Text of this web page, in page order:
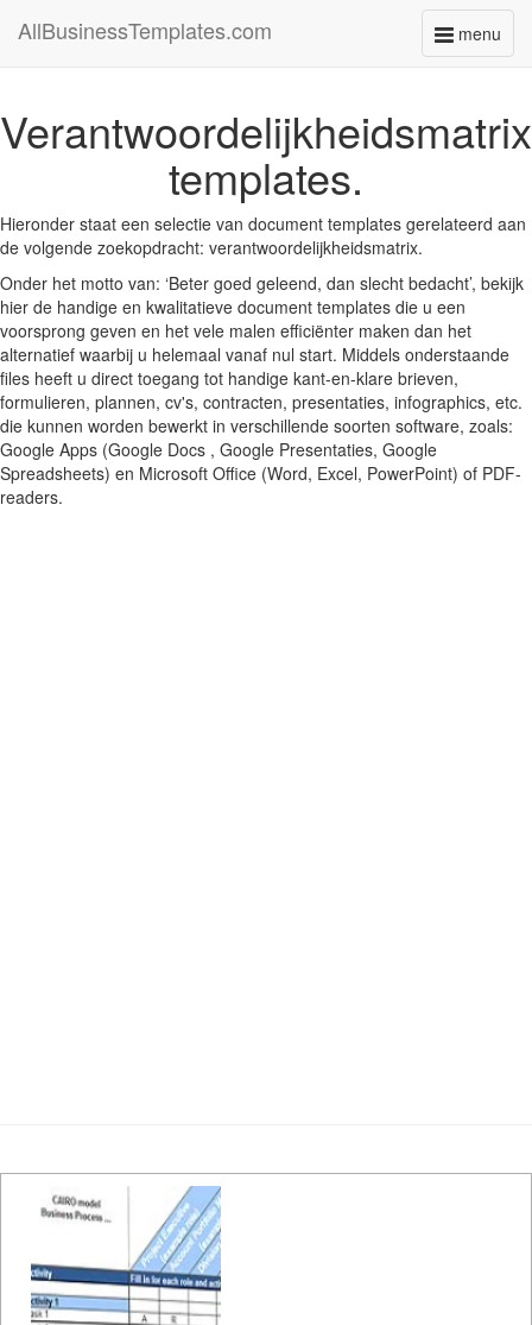
menu
Toggle
AllBusinessTemplates.com
Verantwoordelijkheidsmatrix
templates.
Hieronder staat een selectie van document templates gerelateerd aan
de volgende zoekopdracht: verantwoordelijkheidsmatrix.
Onder het motto van: ‘Beter goed geleend, dan slecht bedacht’, bekijk
hier de handige en kwalitatieve document templates die u een
voorsprong geven en het vele malen efficiënter maken dan het
alternatief waarbij u helemaal vanaf nul start. Middels onderstaande
files heeft u direct toegang tot handige kant-en-klare brieven,
formulieren, plannen, cv's, contracten, presentaties, infographics, etc.
die kunnen worden bewerkt in verschillende soorten software, zoals:
Google Apps (Google Docs , Google Presentaties, Google
Spreadsheets) en Microsoft Office (Word, Excel, PowerPoint) of PDF-
readers.